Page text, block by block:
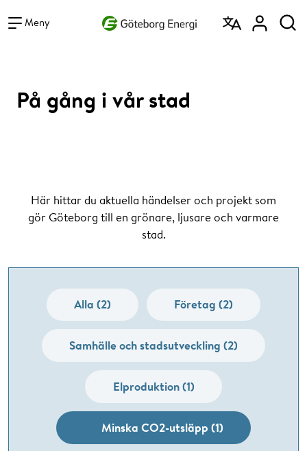
Meny
På gång i vår stad
Här hittar du aktuella händelser och projekt som
gör Göteborg till en grönare, ljusare och varmare
stad.
Alla (2) Företag (2)
Samhälle och stadsutveckling (2)
Elproduktion (1)
Minska CO2-utsläpp (1)